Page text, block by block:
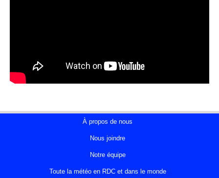
À propos de nous
Nous joindre
Notre équipe
Toute la météo en RDC et dans le monde